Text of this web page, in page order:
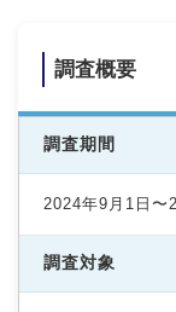
調査概要
調査期間
2024年9月1日〜
調査対象